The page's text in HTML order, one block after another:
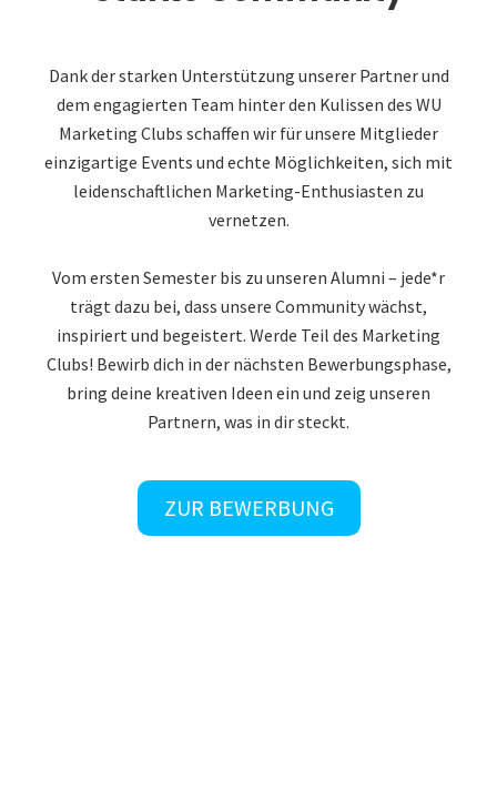
Dank der starken Unterstützung unserer Partner und
dem engagierten Team hinter den Kulissen des WU
Marketing Clubs schaffen wir für unsere Mitglieder
einzigartige Events und echte Möglichkeiten, sich mit
leidenschaftlichen Marketing-Enthusiasten zu
vernetzen.
Vom ersten Semester bis zu unseren Alumni – jede*r
trägt dazu bei, dass unsere Community wächst,
inspiriert und begeistert. Werde Teil des Marketing
Clubs! Bewirb dich in der nächsten Bewerbungsphase,
bring deine kreativen Ideen ein und zeig unseren
Partnern, was in dir steckt.
ZUR BEWERBUNG